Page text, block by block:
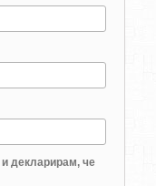
и декларирам, че